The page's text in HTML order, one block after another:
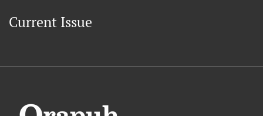
Current Issue